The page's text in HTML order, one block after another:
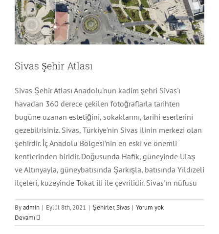
Sivas Şehir Atlası
Sivas Şehir Atlası Anadolu'nun kadim şehri Sivas'ı
havadan 360 derece çekilen fotoğraflarla tarihten
bugüne uzanan estetiğini, sokaklarını, tarihi eserlerini
gezebilrisiniz. Sivas, Türkiye'nin Sivas ilinin merkezi olan
şehirdir. İç Anadolu Bölgesi'nin en eski ve önemli
kentlerinden biridir. Doğusunda Hafik, güneyinde Ulaş
ve Altınyayla, güneybatısında Şarkışla, batısında Yıldızeli
ilçeleri, kuzeyinde Tokat ili ile çevrilidir. Sivas'ın nüfusu
Byadmin | Eylül 8th, 2021 | Şehirler,Sivas | Yorum yok
Devamı
Ünsal Yapı